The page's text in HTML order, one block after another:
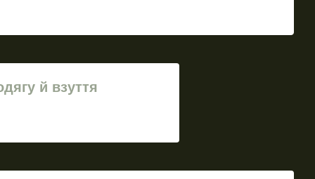
й взуття